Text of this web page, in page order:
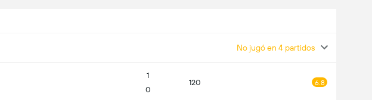
No jugó en 4 partidos
1
0
120 6.8